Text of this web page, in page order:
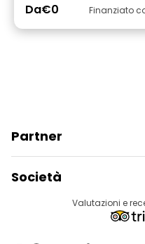
Da€0 Finanziato
Partner
Accesso Del Fornitore
Programma Di
Società
DestinazioniValutazioni e